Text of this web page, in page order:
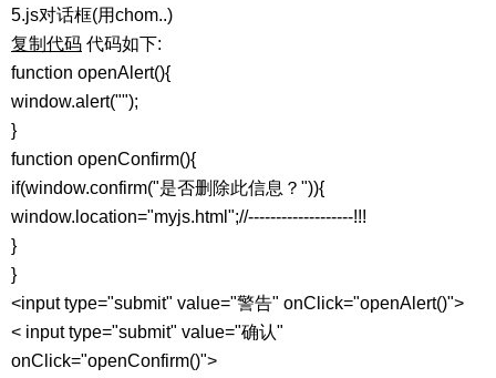
5.js对话框(用chom..)
复制代码 代码如下:
function openAlert(){
window.alert("");
}
function openConfirm(){
if(window.confirm("是否删除此信息？")){
window.location="myjs.html";//-------------------!!!
}
}
<input type="submit" value="警告" onClick="openAlert()">
< input type="submit" value="确认"
onClick="openConfirm()">